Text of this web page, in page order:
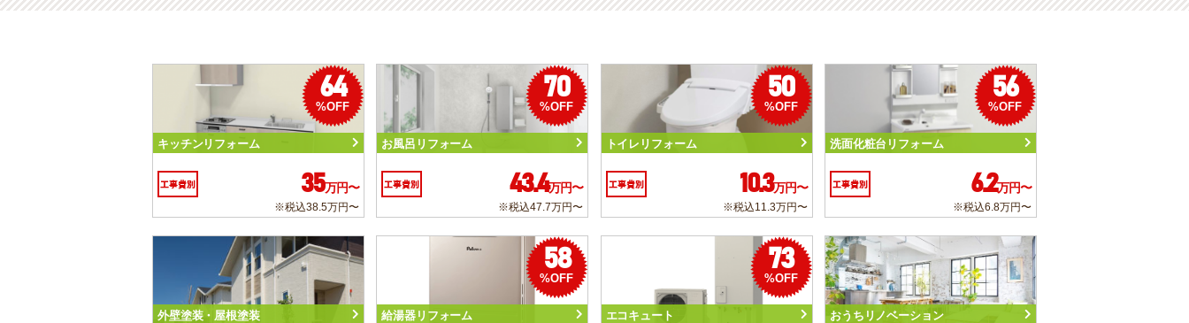
64
%OFF
キッチンリフォーム
工事費別 35万円〜
※税込38.5万円〜
70
%OFF
お風呂リフォーム
工事費別 43.4万円〜
※税込47.7万円〜
50
%OFF
トイレリフォーム
工事費別 10.3万円〜
※税込11.3万円〜
56
%OFF
洗面化粧台リフォーム
工事費別 6.2万円〜
※税込6.8万円〜
外壁塗装・屋根塗装
58
%OFF
給湯器リフォーム
73
%OFF
エコキュート おうちリノベーション